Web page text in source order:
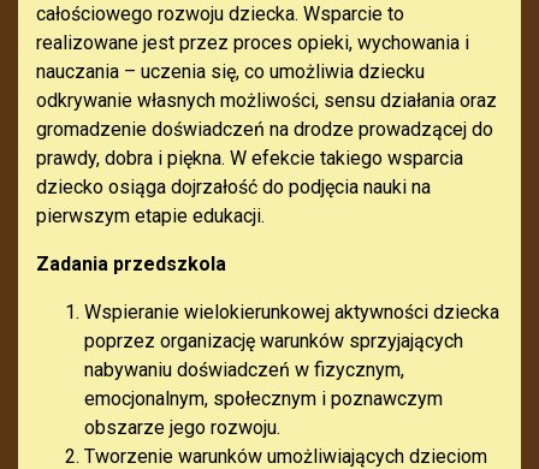
całościowego rozwoju dziecka. Wsparcie to
realizowane jest przez proces opieki, wychowania i
nauczania – uczenia się, co umożliwia dziecku
odkrywanie własnych możliwości, sensu działania oraz
gromadzenie doświadczeń na drodze prowadzącej do
prawdy, dobra i piękna. W efekcie takiego wsparcia
dziecko osiąga dojrzałość do podjęcia nauki na
pierwszym etapie edukacji.
Zadania przedszkola
Wspieranie wielokierunkowej aktywności dziecka
poprzez organizację warunków sprzyjających
nabywaniu doświadczeń w fizycznym,
emocjonalnym, społecznym i poznawczym
obszarze jego rozwoju.
Tworzenie warunków umożliwiających dzieciom